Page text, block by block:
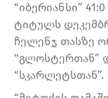
“იბერიანსი”
ტიტულს
ჩელენჯ თასზე
“გლოსტერთან”
“სკარლეტსთან”.